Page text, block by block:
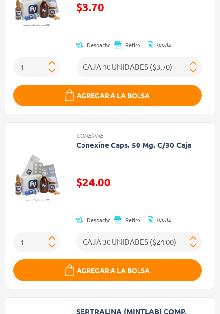
$3.70
Despacho Retiro Receta
AGREGAR A LA BOLSA
CONEXINE
Conexine Caps. 50 Mg. C/30 Caja
$24.00
Despacho Retiro Receta
AGREGAR A LA BOLSA
SERTRALINA (MINTLAB) COMP.